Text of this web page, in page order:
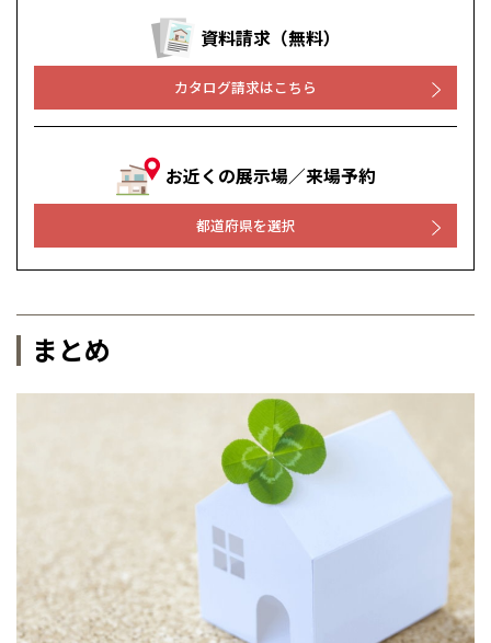
資料請求（無料）
カタログ請求はこちら
お近くの展示場／来場予約
都道府県を選択
まとめ